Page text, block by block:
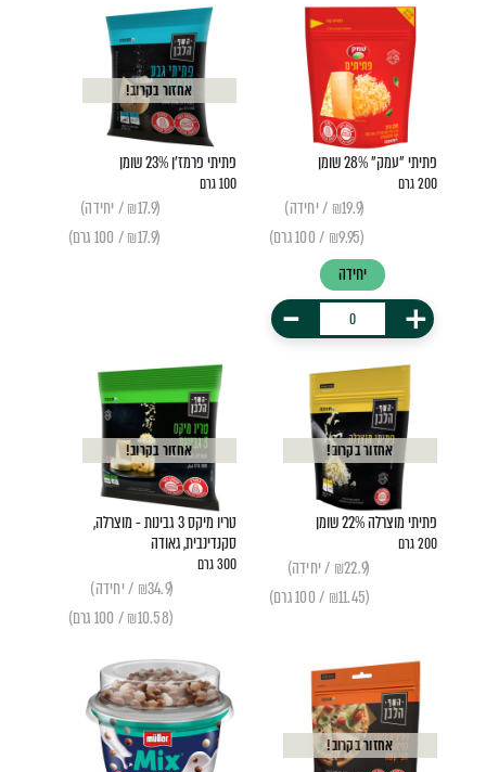
פתיתי "עמק" 28% שומן
200 גרם
(₪19.9 / יחידה)
(₪9.95 / 100 גרם)
יחידה
+
-
אחזור בקרוב!
פתיתי פרמז'ן 23% שומן
100 גרם
(₪17.9 / יחידה)
(₪17.9 / 100 גרם)
אחזור בקרוב!
פתיתי מוצרלה 22% שומן
200 גרם
(₪22.9 / יחידה)
(₪11.45 / 100 גרם)
אחזור בקרוב!
טריו מיקס 3 גבינות - מוצרלה,
סקנדינבית, גאודה
300 גרם
(₪34.9 / יחידה)
(₪10.58 / 100 גרם)
אחזור בקרוב!